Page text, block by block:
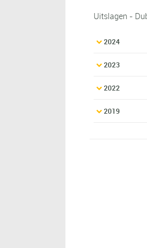
Uitslagen -
2024
2023
2022
2019